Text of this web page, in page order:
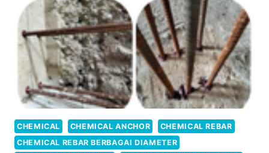
CHEMICAL CHEMICAL ANCHOR
CHEMICAL REBAR
CHEMICAL REBAR BERBAGAI DIAMETER